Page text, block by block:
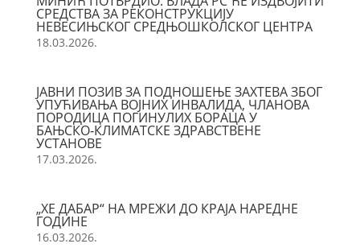
СРЕДСТВА ЗА РЕКОНСТРУКЦИЈУ
НЕВЕСИЊСКОГ СРЕДЊОШКОЛСКОГ ЦЕНТРА
18.03.2026.
ЈАВНИ ПОЗИВ ЗА ПОДНОШЕЊЕ ЗАХТЕВА ЗБОГ
УПУЋИВАЊА ВОЈНИХ ИНВАЛИДА, ЧЛАНОВА
ПОРОДИЦА ПОГИНУЛИХ БОРАЦА У
БАЊСКО‑КЛИМАТСКЕ ЗДРАВСТВЕНЕ
УСТАНОВЕ
17.03.2026.
„ХЕ ДАБАР“ НА МРЕЖИ ДО КРАЈА НАРЕДНЕ
ГОДИНЕ
16.03.2026.